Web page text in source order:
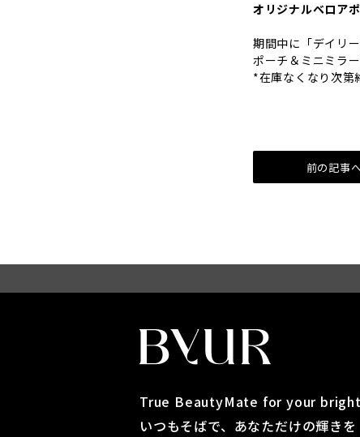
オリジナルベロア
期間中に「デイリ
ポーチ＆ミニミラ
*在庫なくなり次
前の記事
True BeautyMate for your
いつもそばで、あなただけの輝きを